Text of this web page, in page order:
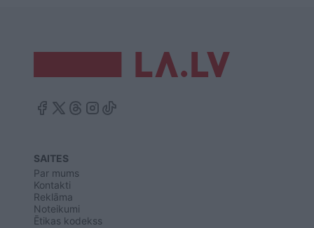
SAITES
Par mums
Kontakti
Reklāma
Noteikumi
Ētikas kodekss